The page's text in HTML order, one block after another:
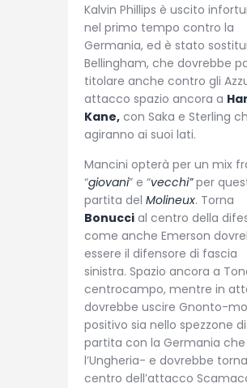
Kalvin Phillips è uscito
nel primo tempo contro la
Germania, ed è stato
Bellingham, che dovrebbe
titolare anche contro gli
attacco spazio ancora a
Kane, con Saka e Sterling
agiranno ai suoi lati.
Mancini opterà per un mix
“giovani” e “vecchi”per
partita del Molineux. Torna
Bonucci al centro della
come anche Emerson
essere il difensore di fascia
sinistra. Spazio ancora a
centrocampo, mentre in
dovrebbe uscire Gnonto-
positivo sia nello spezzone di
partita con la Germania
l’Ungheria- e dovrebbe
centro dell’attacco